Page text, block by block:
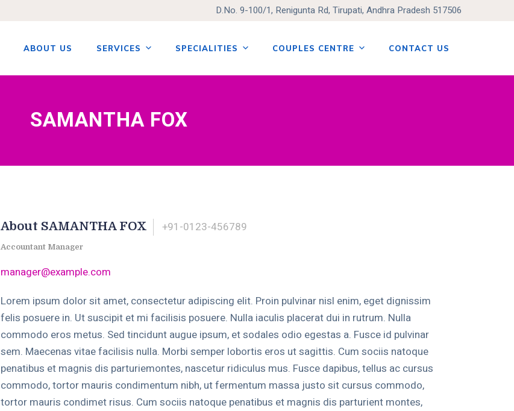
D.No. 9-100/1, Renigunta Rd, Tirupati, Andhra Pradesh 517506
ABOUT US SERVICES SPECIALITIES COUPLES CENTRE CONTACT US
SAMANTHA FOX
About SAMANTHA FOX +91-0123-456789
Accountant Manager
manager@example.com
Lorem ipsum dolor sit amet, consectetur adipiscing elit. Proin pulvinar nisl enim, eget dignissim
felis posuere in. Ut suscipit et mi facilisis posuere. Nulla iaculis placerat dui in rutrum. Nulla
commodo eros metus. Sed tincidunt augue ipsum, et sodales odio egestas a. Fusce id pulvinar
sem. Maecenas vitae facilisis nulla. Morbi semper lobortis eros ut sagittis. Cum sociis natoque
penatibus et magnis dis parturiemontes, nascetur ridiculus mus. Fusce dapibus, tellus ac cursus
commodo, tortor mauris condimentum nibh, ut fermentum massa justo sit cursus commodo,
tortor mauris condimet risus. Cum sociis natoque penatibus et magnis dis parturient montes,